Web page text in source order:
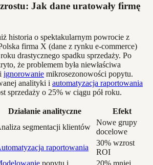
Jak dane uratowały firmę
historia o spektakularnym powrocie z
firma X (dane z rynku e-commerce)
drastycznego spadku sprzedaży. Po
że problemem była niewłaściwa
i ignorowanie mikrosezonowości popytu.
analityki i automatyzacja raportowania
sprzedaży o 25% w ciągu pół roku.
Działanie analityczne
Efekt
segmentacji klientów
Nowe grupy
docelowe
raportowania
30% wzrost
ROI
popytu i
20% mniej